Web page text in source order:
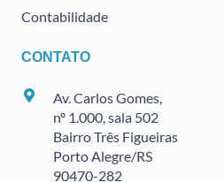
Contabilidade
CONTATO
Av. Carlos Gomes,
nº 1.000, sala 502
Bairro Três Figueiras
Porto Alegre/RS
90470-282